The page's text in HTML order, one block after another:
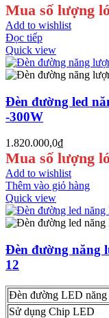
Mua số lượng
Add to wishlist
Đọc tiếp
Quick view
Đèn đường led
-300W
1.820.000,0₫
Mua số lượng
Add to wishlist
Thêm vào giỏ hàng
Quick view
Đèn đường năng
12
Đèn đường LED năng
Sử dụng Chip LED